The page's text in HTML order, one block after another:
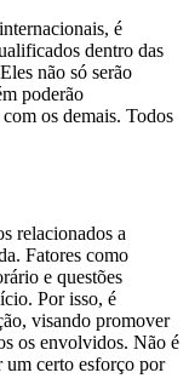
é
dentro das
não só serão
poderão
os demais. Todos
relacionados a
Fatores como
e questões
Por isso, é
visando promover
os envolvidos. Não é
um certo esforço por